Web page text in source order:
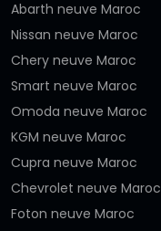
Abarth neuve Maroc
Nissan neuve Maroc
Chery neuve Maroc
Smart neuve Maroc
Omoda neuve Maroc
KGM neuve Maroc
Cupra neuve Maroc
Chevrolet neuve Maroc
Foton neuve Maroc